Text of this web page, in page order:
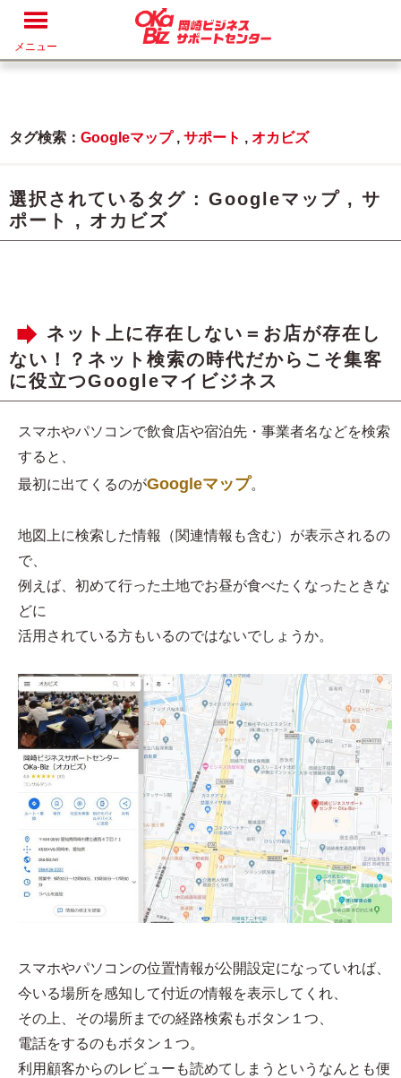
メニュー
タグ検索： Googleマップ, サポート , オカビズ
選択されているタグ : Googleマップ , サ
ポート
, オカビズ
ネット上に存在しない＝お店が存在し
ない！？ネット検索の時代だからこそ集客
に役立つGoogleマイビジネス
スマホやパソコンで飲食店や宿泊先・事業者名などを検索
すると、
最初に出てくるのがGoogleマップ。
地図上に検索した情報（関連情報も含む）が表示されるの
で、
例えば、初めて行った土地でお昼が食べたくなったときな
どに
活用されている方もいるのではないでしょうか。
スマホやパソコンの位置情報が公開設定になっていれば、
今いる場所を感知して付近の情報を表示してくれ、
その上、その場所までの経路検索もボタン１つ、
電話をするのもボタン１つ。
利用顧客からのレビューも読めてしまうというなんとも便